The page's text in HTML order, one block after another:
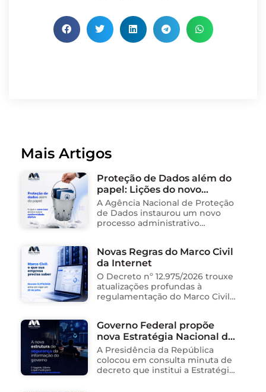
Mais Artigos
Proteção de Dados além do
papel: Lições do novo
processo sancionador da
ANPD
A Agência Nacional de Proteção
de Dados instaurou um novo
processo administrativo
organização social responsável
pela gestão de unidades
públicas de saúde …
Novas Regras do Marco Civil
da Internet
O Decreto nº 12.975/2026 trouxe
atualizações profundas à
regulamentação do Marco Civil
operações de empresas de
tecnologia no Brasil. Para ajudar
na …
Governo Federal propõe
nova Estratégia Nacional de
Segurança da Informação e
cria sistema integrado de
governança para órgãos
A Presidência da República
colocou em consulta minuta de
decreto que institui a Estratégia